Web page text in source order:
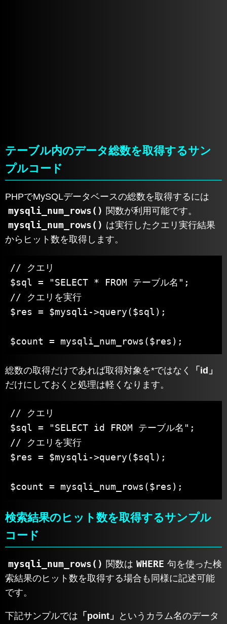
テーブル内のデータ総数を取得するサン
プルコード
PHPでMySQLデータベースの総数を取得するには
mysqli_num_rows() 関数が利用可能です。
mysqli_num_rows() は実行したクエリ実行結果
からヒット数を取得します。
// クエリ
$sql = "SELECT * FROM テーブル名";
// クエリを実行
$res = $mysqli->query($sql);
$count = mysqli_num_rows($res);
総数の取得だけであれば取得対象を*ではなく
「id」
だけにしておくと処理は軽くなります。
// クエリ
$sql = "SELECT id FROM テーブル名";
// クエリを実行
$res = $mysqli->query($sql);
$count = mysqli_num_rows($res);
検索結果のヒット数を取得するサンプル
コード
mysqli_num_rows() 関数は WHERE 句を使った検
索結果のヒット数を取得する場合も同様に記述可能
です。
下記サンプルでは 「point」 というカラム名のデータ